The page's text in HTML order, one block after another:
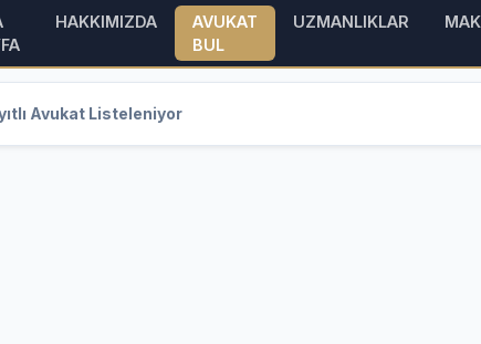
HAKKIMIZDA
AVUKAT
BUL
UZMANLIKLAR
Avukat Listeleniyor